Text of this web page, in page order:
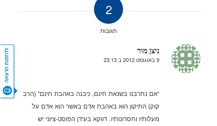
2
תגובות
ניצן מור
אומר: 9 באוגוסט 2012 ב 23:13
“אם נחרבנו בשנאת חינם, ניבנה באהבת חינם” (הרב
קוק) התיקון הוא באהבת אדם באשר הוא אדם על
מעלותיו וחסרונותיו. דווקא בעידן הפוסט-ציוני יש
CONTACT US